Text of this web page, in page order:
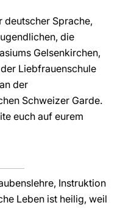
deutscher Sprache,
die
Gelsenkirchen,
Liebfrauenschule
der
Schweizer Garde.
euch auf eurem
Instruktion
Leben ist heilig, weil